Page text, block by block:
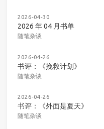
2026-04-30
2026 年 04 月书单
随笔杂谈
2026-04-26
书评：《挽救计划》
随笔杂谈
2026-04-26
书评：《外面是夏天》
随笔杂谈